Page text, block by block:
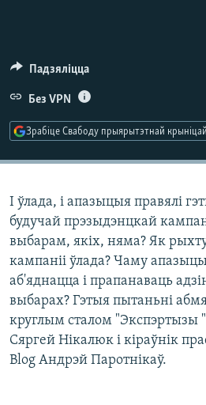
Падзяліцца
Без VPN
Зрабіце Свабоду прыярытэтнай
І ўлада, і апазыцыя правялі
будучай прэзыдэнцкай
выбарам, якіх, няма? Як
кампаніі ўлада? Чаму
аб'яднацца і прапанаваць
выбарах? Гэтыя пытаньні
круглым сталом "Экспэртызы
Сяргей Нікалюк і кіраўнік
Blog Андрэй Паротнікаў.